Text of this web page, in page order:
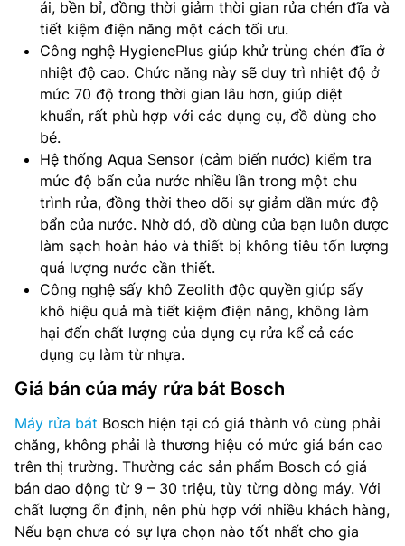
ái, bền bỉ, đồng thời giảm thời gian rửa chén đĩa và
tiết kiệm điện năng một cách tối ưu.
Công nghệ HygienePlus giúp khử trùng chén đĩa ở
nhiệt độ cao. Chức năng này sẽ duy trì nhiệt độ ở
mức 70 độ trong thời gian lâu hơn, giúp diệt
khuẩn, rất phù hợp với các dụng cụ, đồ dùng cho
bé.
Hệ thống Aqua Sensor (cảm biến nước) kiểm tra
mức độ bẩn của nước nhiều lần trong một chu
trình rửa, đồng thời theo dõi sự giảm dần mức độ
bẩn của nước. Nhờ đó, đồ dùng của bạn luôn được
làm sạch hoàn hảo và thiết bị không tiêu tốn lượng
quá lượng nước cần thiết.
Công nghệ sấy khô Zeolith độc quyền giúp sấy
khô hiệu quả mà tiết kiệm điện năng, không làm
hại đến chất lượng của dụng cụ rửa kể cả các
dụng cụ làm từ nhựa.
Giá bán của máy rửa bát Bosch
Máy rửa bát Bosch hiện tại có giá thành vô cùng phải
chăng, không phải là thương hiệu có mức giá bán cao
trên thị trường. Thường các sản phẩm Bosch có giá
bán dao động từ 9 – 30 triệu, tùy từng dòng máy. Với
chất lượng ổn định, nên phù hợp với nhiều khách hàng,
Nếu bạn chưa có sự lựa chọn nào tốt nhất cho gia